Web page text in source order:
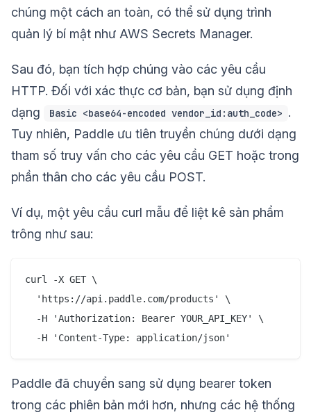
chúng một cách an toàn, có thể sử dụng trình
quản lý bí mật như AWS Secrets Manager.
Sau đó, bạn tích hợp chúng vào các yêu cầu
HTTP. Đối với xác thực cơ bản, bạn sử dụng định
dạng
Basic <base64-encoded vendor_id:auth_code> .
Tuy nhiên, Paddle ưu tiên truyền chúng dưới dạng
tham số truy vấn cho các yêu cầu GET hoặc trong
phần thân cho các yêu cầu POST.
Ví dụ, một yêu cầu curl mẫu để liệt kê sản phẩm
trông như sau:
curl -X GET \
  'https://api.paddle.com/products' \
  -H 'Authorization: Bearer YOUR_API_KEY' \
Paddle đã chuyển sang sử dụng bearer token
trong các phiên bản mới hơn, nhưng các hệ thống